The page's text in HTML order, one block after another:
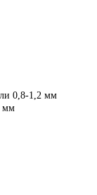
0,8-1,2 мм
мм